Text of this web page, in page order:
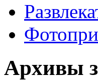
Архивы